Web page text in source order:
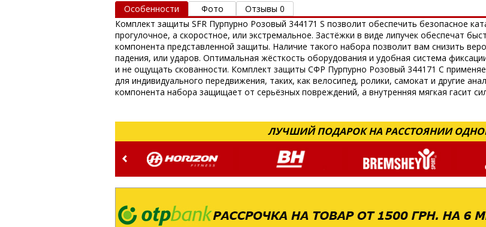
Особенности Фото
Отзывы 0
Комплект защиты SFR Пурпурно Розовый 344171 S позволит обеспечить безопасное
прогулочное, а скоростное, или экстремальное. Застёжки в виде липучек обеспечат
компонента представленной защиты. Наличие такого набора позволит вам снизить
падения, или ударов. Оптимальная жёсткость оборудования и удобная система
и не ощущать скованности. Комплект защиты СФР Пурпурно Розовый 344171 С
для индивидуального передвижения, таких, как велосипед, ролики, самокат и другие
компонента набора защищает от серьёзных повреждений, а внутренняя мягкая гасит
ЛУЧШИЙ ПОДАРОК НА РАССТОЯНИИ